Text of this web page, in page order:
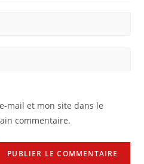
mail et mon site dans le
commentaire.